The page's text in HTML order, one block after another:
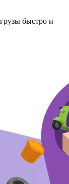
быстро и